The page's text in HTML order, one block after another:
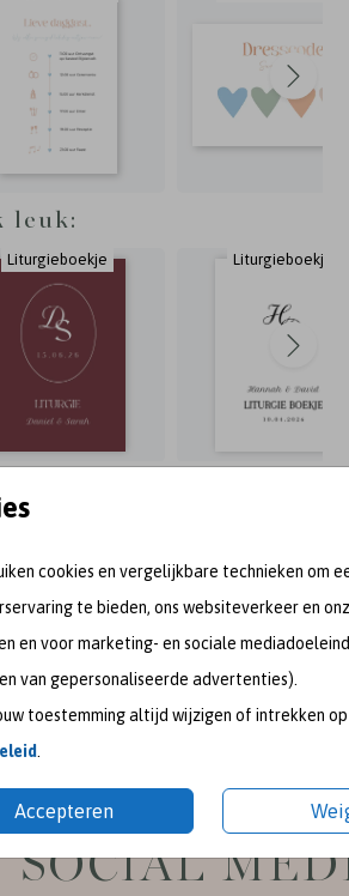
cookies en vergelijkbare technieken om
te bieden, ons websiteverkeer en
en voor marketing- en sociale
van gepersonaliseerde advertenties).
toestemming altijd wijzigen of intrekken op
Accepteren
leuk:
Liturgieboekje Liturgieboekje
meet me on
SOCIAL